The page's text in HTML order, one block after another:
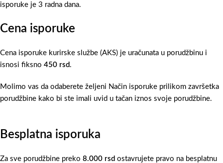
isporuke je 3 radna dana.
Cena isporuke
Cena isporuke kurirske službe (AKS) je uračunata u porudžbinu i
isnosi fiksno 450 rsd .
Molimo vas da odaberete željeni Način isporuke prilikom završetka
porudžbine kako bi ste imali uvid u tačan iznos svoje porudžbine.
Besplatna isporuka
Za sve porudžbine preko 8.000 rsd ostavrujete pravo na besplatnu